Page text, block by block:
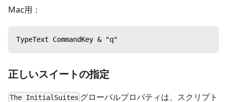
Mac用：
TypeText CommandKey & "q"
正しいスイートの指定
The InitialSuites グローバルプロパティは、スクリプト